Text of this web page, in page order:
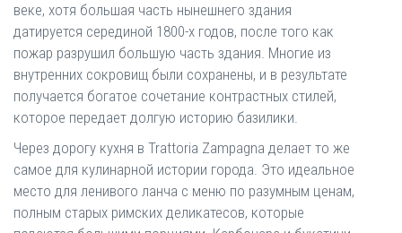
веке, хотя большая часть нынешнего здания
датируется серединой 1800-х годов, после того как
пожар разрушил большую часть здания. Многие из
внутренних сокровищ были сохранены, и в результате
получается богатое сочетание контрастных стилей,
которое передает долгую историю базилики.
Через дорогу кухня в Trattoria Zampagna делает то же
самое для кулинарной истории города. Это идеальное
место для ленивого ланча с меню по разумным ценам,
полным старых римских деликатесов, которые